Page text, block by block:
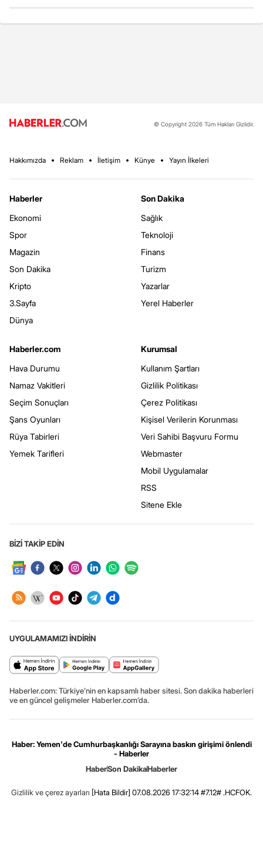
© Copyright 2026 Tüm Hakları Gizlidir.
Hakkımızda Reklam İletişim Künye Yayın İlkeleri
Haberler
Ekonomi
Spor
Magazin
Son Dakika
Kripto
3.Sayfa
Dünya
Son Dakika
Sağlık
Teknoloji
Finans
Turizm
Yazarlar
Yerel Haberler
Haberler.com
Hava Durumu
Namaz Vakitleri
Seçim Sonuçları
Şans Oyunları
Rüya Tabirleri
Yemek Tarifleri
Kurumsal
Kullanım Şartları
Gizlilik Politikası
Çerez Politikası
Kişisel Verilerin Korunması
Veri Sahibi Başvuru Formu
Webmaster
Mobil Uygulamalar
RSS
Sitene Ekle
BİZİ TAKİP EDİN
UYGULAMAMIZI İNDİRİN
Haberler.com: Türkiye’nin en kapsamlı haber sitesi. Son dakika haberleri
ve en güncel gelişmeler Haberler.com’da.
Haber: Yemen'de Cumhurbaşkanlığı Sarayına baskın girişimi önlendi
- Haberler
HaberSon DakikaHaberler
Gizlilik ve çerez ayarları [Hata Bildir] 07.08.2026 17:32:14 #7.12# .HCFOK.